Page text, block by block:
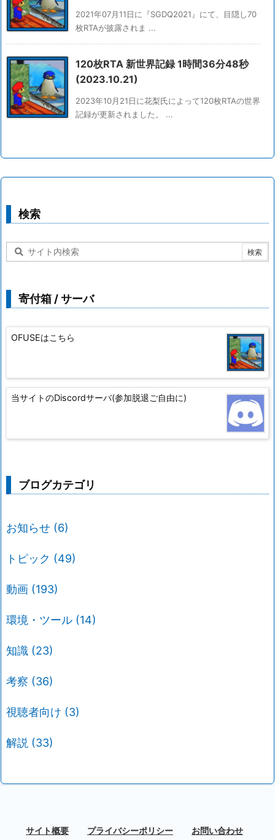
2021年07月11日に『SGDQ2021』にて、目隠し70
枚RTAが披露されま ...
120枚RTA 新世界記録 1時間36分48秒
(2023.10.21)
2023年10月21日に花梨氏によって120枚RTAの世界
記録が更新されました。 ...
検索
寄付箱 / サーバ
OFUSEはこちら
当サイトのDiscordサーバ(参加脱退ご自由に)
ブログカテゴリ
お知らせ (6)
トピック (49)
動画 (193)
環境・ツール (14)
知識 (23)
考察 (36)
視聴者向け (3)
解説 (33)
サイト概要 プライバシーポリシー お問い合わせ